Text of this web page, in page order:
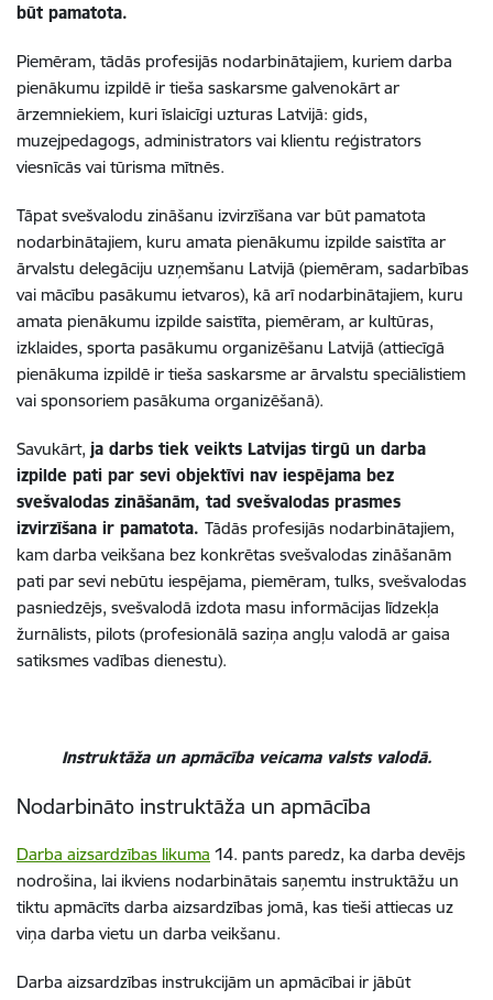
būt pamatota.
Piemēram, tādās profesijās nodarbinātajiem, kuriem darba
pienākumu izpildē ir tieša saskarsme galvenokārt ar
ārzemniekiem, kuri īslaicīgi uzturas Latvijā: gids,
muzejpedagogs, administrators vai klientu reģistrators
viesnīcās vai tūrisma mītnēs.
Tāpat svešvalodu zināšanu izvirzīšana var būt pamatota
nodarbinātajiem, kuru amata pienākumu izpilde saistīta ar
ārvalstu delegāciju uzņemšanu Latvijā (piemēram, sadarbības
vai mācību pasākumu ietvaros), kā arī nodarbinātajiem, kuru
amata pienākumu izpilde saistīta, piemēram, ar kultūras,
izklaides, sporta pasākumu organizēšanu Latvijā (attiecīgā
pienākuma izpildē ir tieša saskarsme ar ārvalstu speciālistiem
vai sponsoriem pasākuma organizēšanā).
Savukārt, ja darbs tiek veikts Latvijas tirgū un darba
izpilde pati par sevi objektīvi nav iespējama bez
svešvalodas zināšanām, tad svešvalodas prasmes
izvirzīšana ir pamatota. Tādās profesijās nodarbinātajiem,
kam darba veikšana bez konkrētas svešvalodas zināšanām
pati par sevi nebūtu iespējama, piemēram, tulks, svešvalodas
pasniedzējs, svešvalodā izdota masu informācijas līdzekļa
žurnālists, pilots (profesionālā saziņa angļu valodā ar gaisa
satiksmes vadības dienestu).
Instruktāža un apmācība veicama valsts valodā.
Nodarbināto instruktāža un apmācība
Darba aizsardzības likuma 14. pants paredz, ka darba devējs
nodrošina, lai ikviens nodarbinātais saņemtu instruktāžu un
tiktu apmācīts darba aizsardzības jomā, kas tieši attiecas uz
viņa darba vietu un darba veikšanu.
Darba aizsardzības instrukcijām un apmācībai ir jābūt